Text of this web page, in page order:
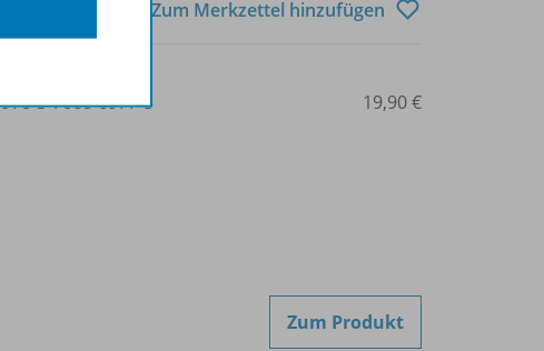
Zum Merkzettel hinzufügen
978-3-7068-6977-5 19,90 €
Zum Produkt